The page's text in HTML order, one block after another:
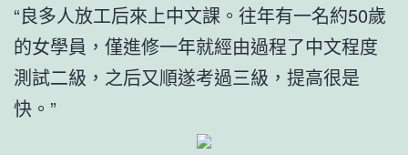
“良多人放工后來上中文課。往年有一名約50歲
的女學員，僅進修一年就經由過程了中文程度
測試二級，之后又順遂考過三級，提高很是
快。”